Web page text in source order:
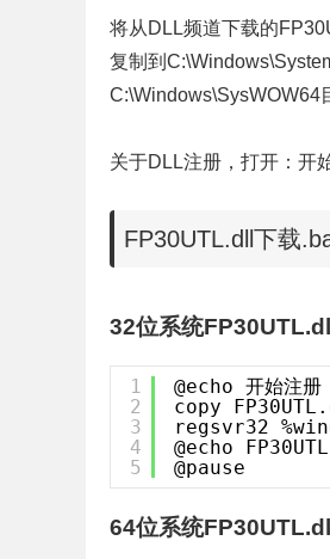
将从DLL频道下载的
复制到
C:\Windows\SysWOW64
关于DLL注册，打开：开
FP30UTL.dll下载
32位系统
1
2
3
4
5
@echo 开始注册
copy
regsvr32
@echo
@pause
64位系统